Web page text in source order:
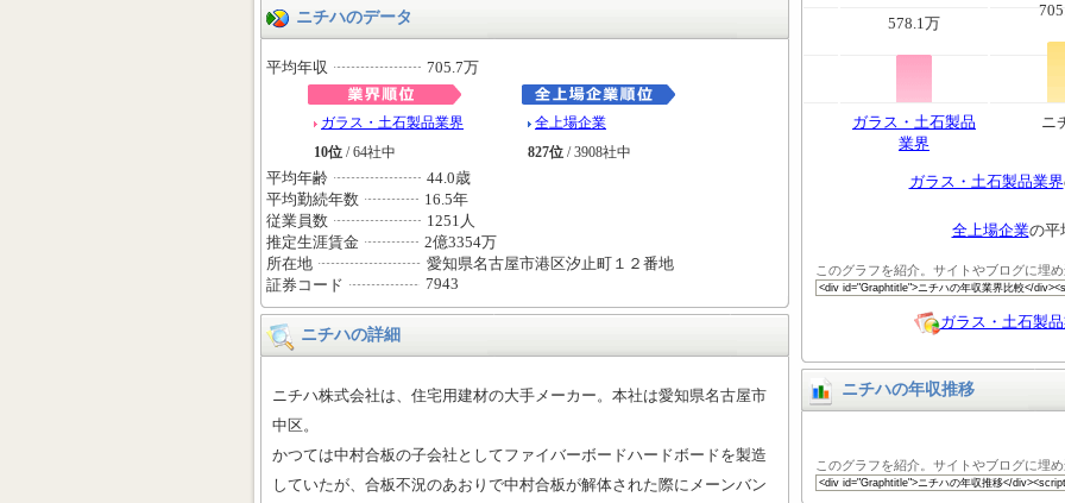
ニチハのデータ
平均年収 705.7万
ガラス・土石製品業界
10位 / 64社中
全上場企業
827位 / 3908社中
平均年齢
44.0歳
平均勤続年数
16.5年
従業員数
1251人
推定生涯賃金
2億3354万
所在地
愛知県名古屋市港区汐止町１２番地
証券コード
7943
ニチハの詳細
ニチハ株式会社は、住宅用建材の大手メーカー。本社は愛知県名古屋市
中区。
かつては中村合板の子会社としてファイバーボードハードボードを製造
していたが、合板不況のあおりで中村合板が解体された際にメーンバン
578.1万
ガラス・土石製品
業界
ニ
ガラス・土石製品業界
全上場企業の平
このグラフを紹介。サイトやブログに埋
ガラス・土石製
ニチハの年収推移
このグラフを紹介。サイトやブログに埋